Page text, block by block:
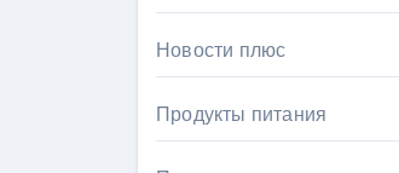
Новости плюс
Продукты питания